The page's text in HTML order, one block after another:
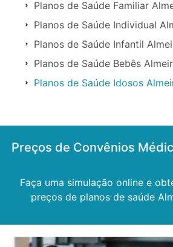
Planos de Saúde Familiar
Planos de Saúde Individual
Planos de Saúde Infantil
Planos de Saúde Bebês
Planos de Saúde Idosos
Preços de Convênios
Faça uma simulação online e
preços de planos de saúde